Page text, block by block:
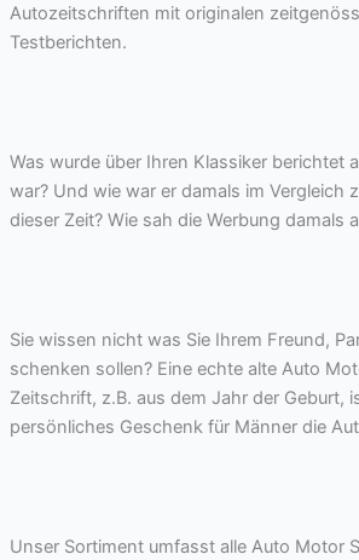
Autozeitschriften mit originalen
Testberichten.
Was wurde über Ihren Klassiker berichtet
war? Und wie war er damals im Vergleich
dieser Zeit? Wie sah die Werbung damals
Sie wissen nicht was Sie Ihrem Freund,
schenken sollen? Eine echte alte Auto
Zeitschrift, z.B. aus dem Jahr der Geburt,
persönliches Geschenk für Männer die
Unser Sortiment umfasst alle Auto Motor